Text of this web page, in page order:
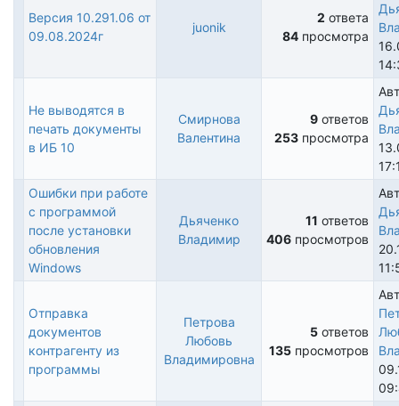
Обычная
Версия 10.291.06 от
09.08.2024г
juonik
2 ответа
84 просмотра
Обычная
тема
Не выводятся в
печать документы
в ИБ 10
Смирнова
Валентина
9 ответов
253 просмотра
Обычная
тема
Ошибки при работе
с программой
после установки
обновления
Windows
Дьяченко
Владимир
11 ответов
406 просмотров
Обычная
тема
Отправка
документов
контрагенту из
программы
Петрова
Любовь
Владимировна
5 ответов
135 просмотров